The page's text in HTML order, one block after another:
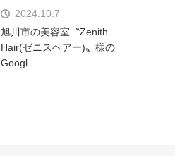
2024.10.7
旭川市の美容室〝Zenith
Hair(ゼニスヘアー)〟様の
Googl…